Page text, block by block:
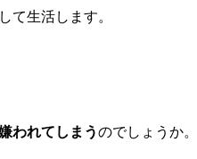
て生活します。
われてしまうのでしょうか。